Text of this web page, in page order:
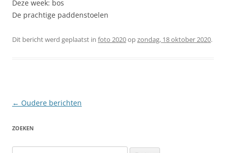
Deze week: bos
De prachtige paddenstoelen
Dit bericht werd geplaatst in foto 2020opzondag, 18 oktober 2020.
Berichtnavigatie
← Oudere berichten
ZOEKEN